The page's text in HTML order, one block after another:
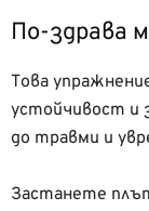
По-здрава
Това
устойчивост и
до травми и
Застанете